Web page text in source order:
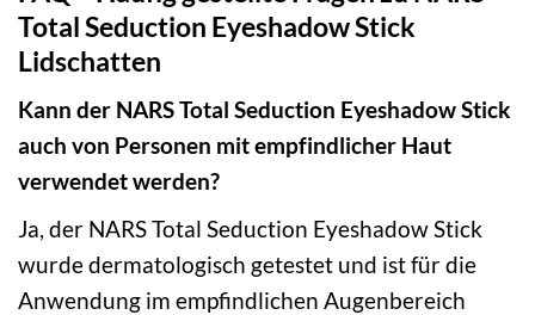
Total Seduction Eyeshadow Stick
Lidschatten
Kann der NARS Total Seduction Eyeshadow Stick
auch von Personen mit empfindlicher Haut
verwendet werden?
Ja, der NARS Total Seduction Eyeshadow Stick
wurde dermatologisch getestet und ist für die
Anwendung im empfindlichen Augenbereich